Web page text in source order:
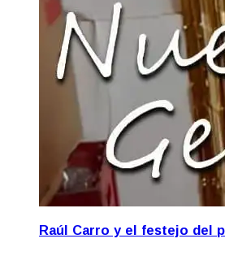
Raúl Carro y el festejo del